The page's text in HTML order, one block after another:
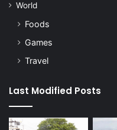
World
Foods
Games
Travel
Last Modified Posts